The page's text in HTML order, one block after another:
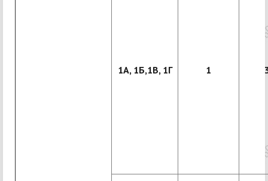
1А, 1Б,1В, 1Г 1